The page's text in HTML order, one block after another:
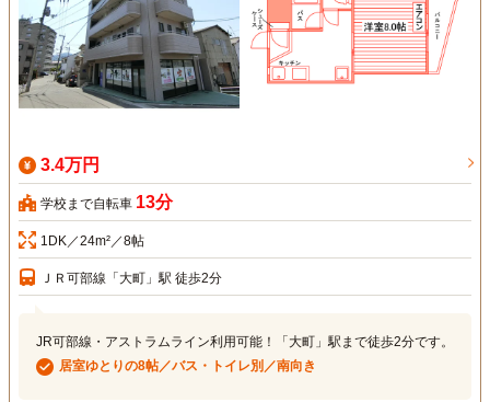
3.4万円
学校まで自転車 13分
1DK／24m²／8帖
ＪＲ可部線「大町」駅 徒歩2分
JR可部線・アストラムライン利用可能！「大町」駅まで徒歩2分です。
居室ゆとりの8帖／バス・トイレ別／南向き